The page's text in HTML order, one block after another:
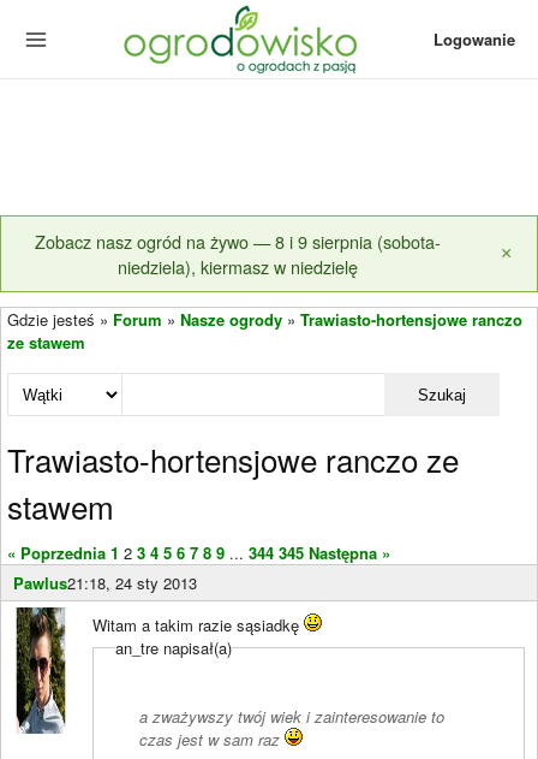
Logowanie
Zobacz nasz ogród na żywo — 8 i 9 sierpnia (sobota-
niedziela), kiermasz w niedzielę
×
Gdzie jesteś » Forum » Nasze ogrody » Trawiasto-hortensjowe ranczo
ze stawem
Szukaj
Trawiasto-hortensjowe ranczo ze
stawem
« Poprzednia 1 2 3 4 5 6 7 8 9 ... 344 345 Następna »
Pawlus21:18, 24 sty 2013
Witam a takim razie sąsiadkę
an_tre napisał(a)
a zważywszy twój wiek i zainteresowanie to
czas jest w sam raz